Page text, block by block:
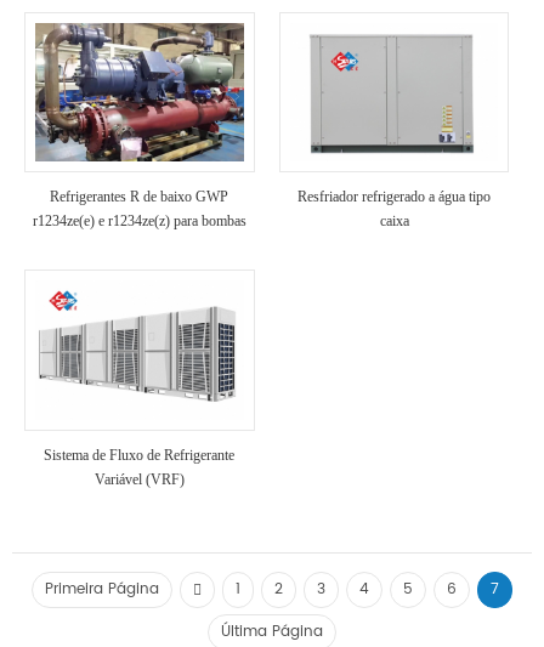
Refrigerantes R de baixo GWP
r1234ze(e) e r1234ze(z) para bombas
no solo
Resfriador refrigerado a água tipo
caixa
Sistema de Fluxo de Refrigerante
Variável (VRF)
Primeira Página 1 2 3 4 5 6
7
Última Página